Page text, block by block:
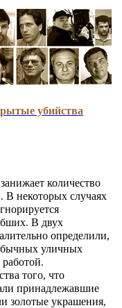
убийства
количество
В некоторых случаях
В двух
определили,
уличных
того, что
принадлежавшие
золотые украшения,